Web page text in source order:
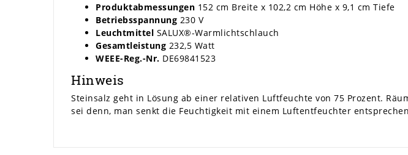
Produktabmessungen 152 cm Breite x 102,2 cm Höhe x 9,1 cm Tiefe
Betriebsspannung 230 V
Leuchtmittel SALUX®-Warmlichtschlauch
Gesamtleistung 232,5 Watt
WEEE-Reg.-Nr. DE69841523
Hinweis
Steinsalz geht in Lösung ab einer relativen Luftfeuchte von 75 Prozent.
sei denn, man senkt die Feuchtigkeit mit einem Luftentfeuchter